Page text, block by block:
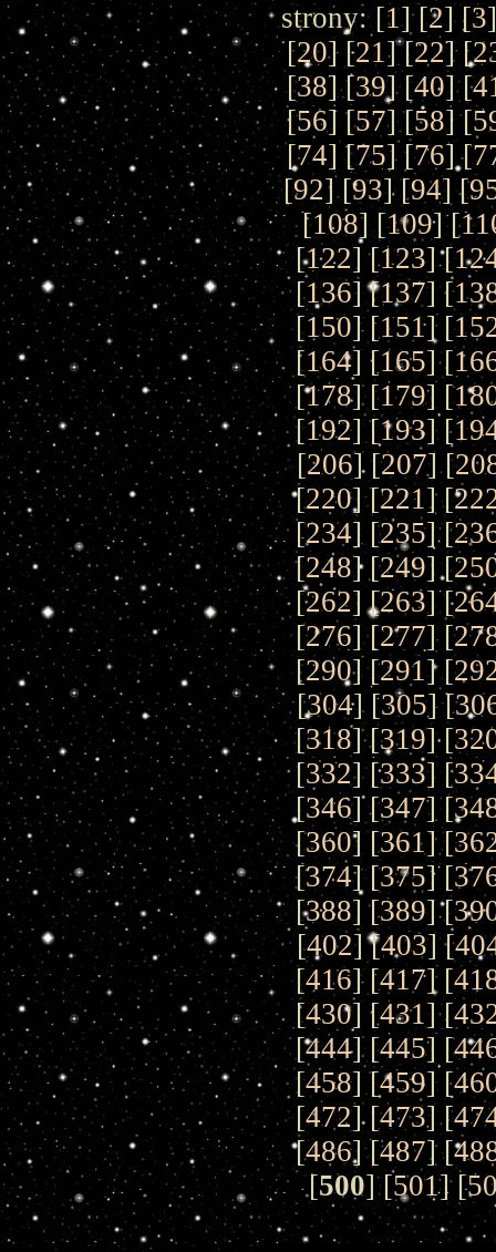
strony: [1] [2] [3
[20] [21] [22] [
[38] [39] [40] [
[56] [57] [58] [
[74] [75] [76] [
[92] [93] [94] [
[108] [109] [
[122] [123] [
[136] [137] [
[150] [151] [
[164] [165] [
[178] [179] [
[192] [193] [
[206] [207] [
[220] [221] [
[234] [235] [
[248] [249] [
[262] [263] [
[276] [277] [
[290] [291] [
[304] [305] [
[318] [319] [
[332] [333] [
[346] [347] [
[360] [361] [
[374] [375] [
[388] [389] [
[402] [403] [
[416] [417] [
[430] [431] [
[444] [445] [
[458] [459] [
[472] [473] [
[486] [487] [
[500] [501] [